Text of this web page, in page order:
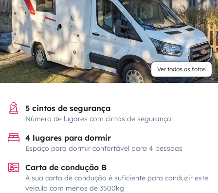
Ver todas as fotos
5 cintos de segurança
Número de lugares com cintos de segurança
4 lugares para dormir
Espaço para dormir confortável para 4 pessoas
Carta de condução B
A sua carta de condução é suficiente para conduzir este
veículo com menos de 3500kg